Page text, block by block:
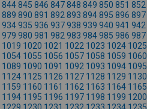
844845 846 847848 849 850 851 852
889 890 891 892 893 894895 896 897
934935 936 937938 939 940 941 942
979 980 981 982 983 984985 986 987
1019 1020 1021 1022 1023 1024 1025
1054 1055 1056 1057 1058 1059 1060
1089 1090 1091 1092 1093 1094 1095
1124 1125 1126 1127 1128 1129 1130
1159 1160 1161 1162 1163 1164 1165
1194 1195 1196 1197 1198 1199 1200